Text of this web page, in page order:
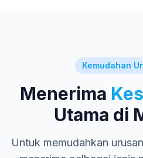
Kemudahan
Menerima
Utama di
Untuk memudahkan